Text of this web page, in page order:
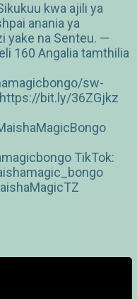
kwa ajili ya
anania ya
yake na Senteu. —
160 Angalia tamthilia
sw-
bit.ly/36ZGjkz
TikTok: